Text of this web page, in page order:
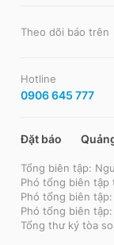
Theo dõi báo trên
Hotline
0906 645 777
Đặt báo
Tổng biên tập:
Phó tổng biên tập
Phó tổng biên
Phó tổng biên
Tổng thư ký tòa